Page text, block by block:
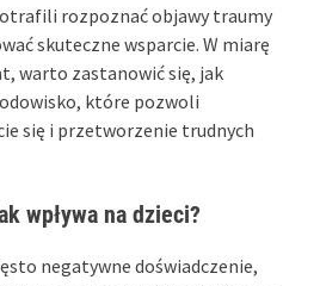
rozpoznać objawy traumy
skuteczne wsparcie. W miarę
warto zastanowić się, jak
które pozwoli
się i przetworzenie trudnych
wpływa na dzieci?
negatywne doświadczenie,